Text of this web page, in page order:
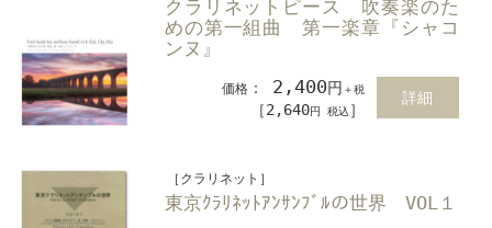
クラリネットピース 吹奏楽のた
めの第一組曲 第一楽章『シャコ
ンヌ』
価格 ： 2,400円 ＋税
［2,640円 税込 ］
詳細
［クラリネット］
東京ｸﾗﾘﾈｯﾄｱﾝｻﾝﾌﾞﾙの世界 VOL１